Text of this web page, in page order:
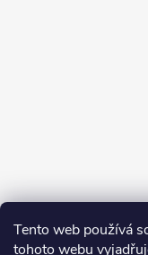
Tento web používá
tohoto webu